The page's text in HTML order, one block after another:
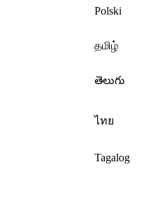
Polski
தமிழ்
తెలుగు
ไทย
Tagalog